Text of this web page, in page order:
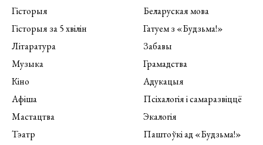
Гісторыя
Гісторыя за 5 хвілін
Літаратура
Музыка
Кіно
Афіша
Мастацтва
Тэатр
Беларуская мова
Гатуем з «Будзьма!»
Забавы
Грамадства
Адукацыя
Псіхалогія і самаразвіццё
Экалогія
Паштоўкі ад «Будзьма!»